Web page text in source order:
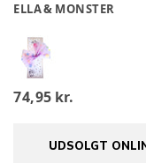
ELLA & MONSTER
74,95 kr.
UDSOLGT